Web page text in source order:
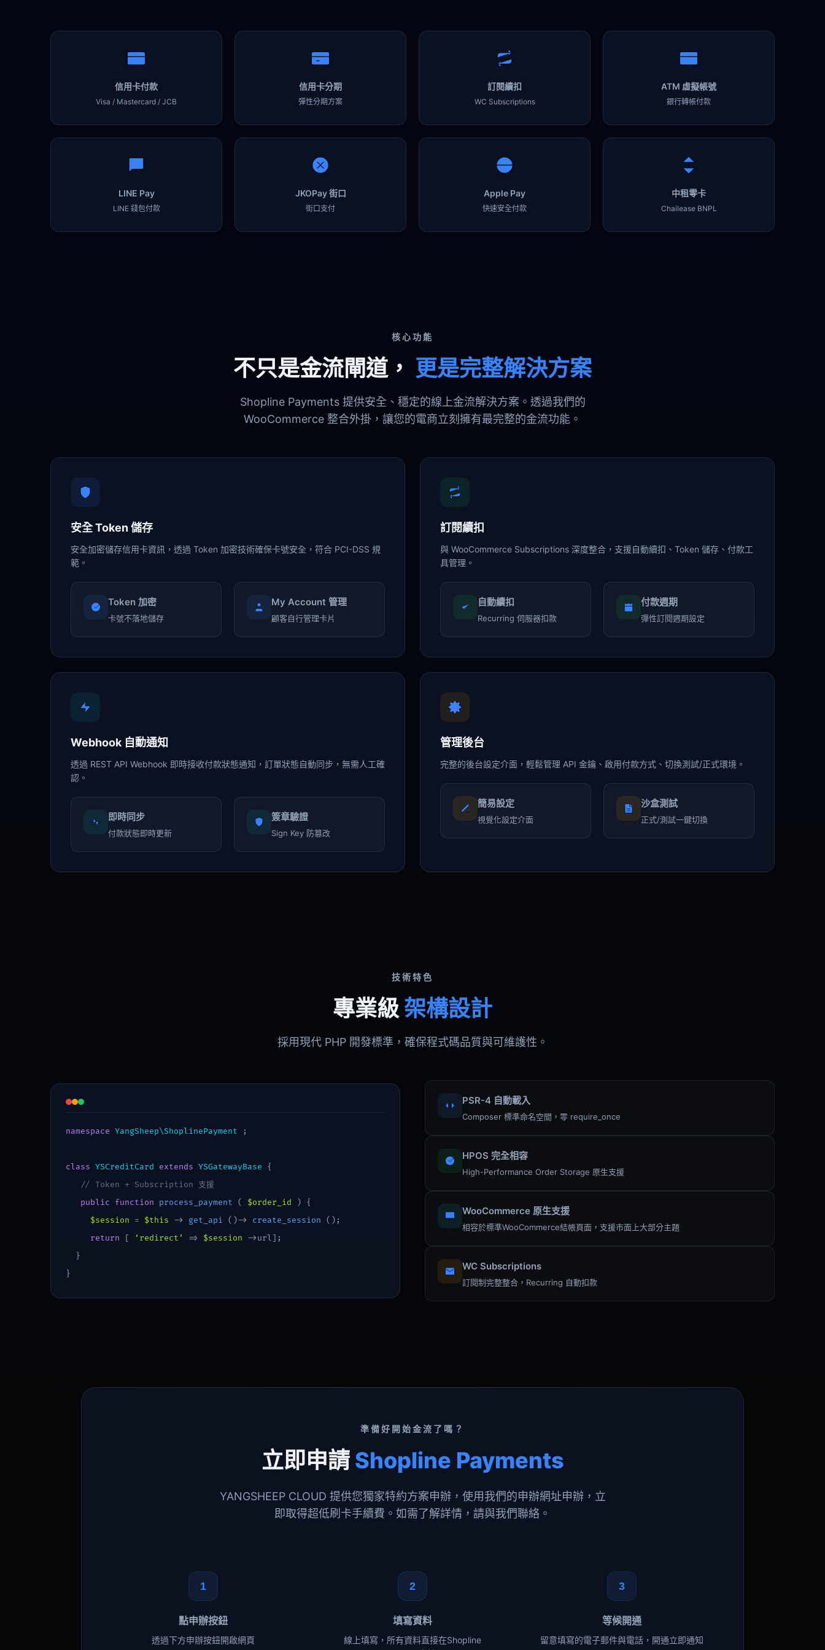
信用卡付款
Visa / Mastercard / JCB
信用卡分期
彈性分期方案
訂閱續扣
WC Subscriptions
ATM 虛擬帳號
銀行轉帳付款
LINE Pay
LINE 錢包付款
JKOPay 街口
街口支付
Apple Pay
快速安全付款
中租零卡
Chailease BNPL
核心功能
不只是金流閘道， 更是完整解決方案
Shopline Payments 提供安全、穩定的線上金流解決方案。透過我們的
WooCommerce 整合外掛，讓您的電商立刻擁有最完整的金流功能。
安全 Token 儲存
安全加密儲存信用卡資訊，透過 Token 加密技術確保卡號安全，符合 PCI-DSS 規
範。
Token 加密
卡號不落地儲存
My Account 管理
顧客自行管理卡片
訂閱續扣
與 WooCommerce Subscriptions 深度整合，支援自動續扣、Token 儲存、付款工
具管理。
自動續扣
Recurring 伺服器扣款
付款週期
彈性訂閱週期設定
Webhook 自動通知
透過 REST API Webhook 即時接收付款狀態通知，訂單狀態自動同步，無需人工確
認。
即時同步
付款狀態即時更新
簽章驗證
Sign Key 防篡改
管理後台
完整的後台設定介面，輕鬆管理 API 金鑰、啟用付款方式、切換測試/正式環境。
簡易設定
視覺化設定介面
沙盒測試
正式/測試一鍵切換
技術特色
專業級 架構設計
採用現代 PHP 開發標準，確保程式碼品質與可維護性。
namespace YangSheep\ShoplinePayment ;
class YSCreditCard extends YSGatewayBase
{
// Token + Subscription 支援
public function
process_payment ( $order_id
) {
$session
= $this -> get_api ()-> create_session
();
return
[ ‘redirect’ => $session
->url];
}
}
PSR-4 自動載入
Composer 標準命名空間，零 require_once
HPOS 完全相容
High-Performance Order Storage 原生支援
WooCommerce 原生支援
相容於標準WooCommerce結帳頁面，支援市面上大部分主題
WC Subscriptions
訂閱制完整整合，Recurring 自動扣款
準備好開始金流了嗎？
立即申請 Shopline Payments
YANGSHEEP CLOUD 提供您獨家特約方案申辦，使用我們的申辦網址申辦，立
即取得超低刷卡手續費。如需了解詳情，請與我們聯絡。
1
點申辦按鈕
透過下方申辦按鈕開啟網頁
2
填寫資料
線上填寫，所有資料直接在Shopline
3
等候開通
留意填寫的電子郵件與電話，開通立即通知